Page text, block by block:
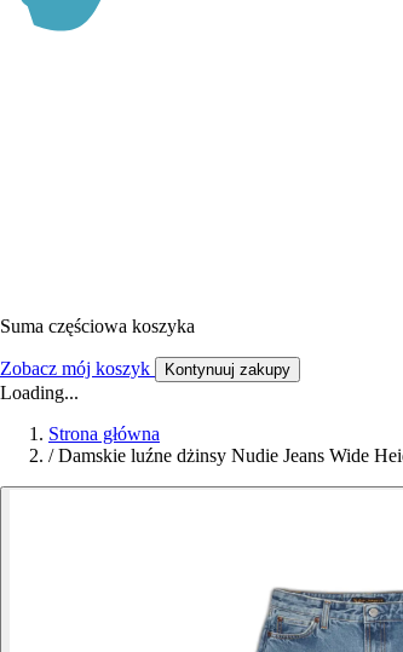
Suma częściowa koszyka
Zobacz mój koszyk Kontynuuj zakupy
Loading...
Strona główna
/ Damskie luźne dżinsy Nudie Jeans Wide